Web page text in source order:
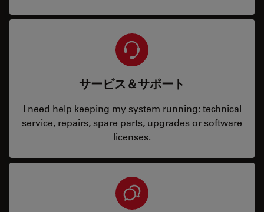
サービス＆サポート
I need help keeping my system running: technical
service, repairs, spare parts, upgrades or software
licenses.